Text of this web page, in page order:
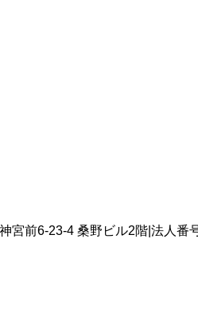
宮前6-23-4 桑野ビル2階 法人番